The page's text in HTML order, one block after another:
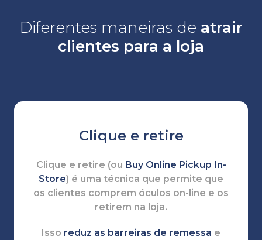
Diferentes maneiras de atrair
clientes para a loja
Clique e retire
Clique e retire (ou Buy Online Pickup In-
Store) é uma técnica que permite que
os clientes comprem óculos on-line e os
retirem na loja.
Isso reduz as barreiras de remessa e